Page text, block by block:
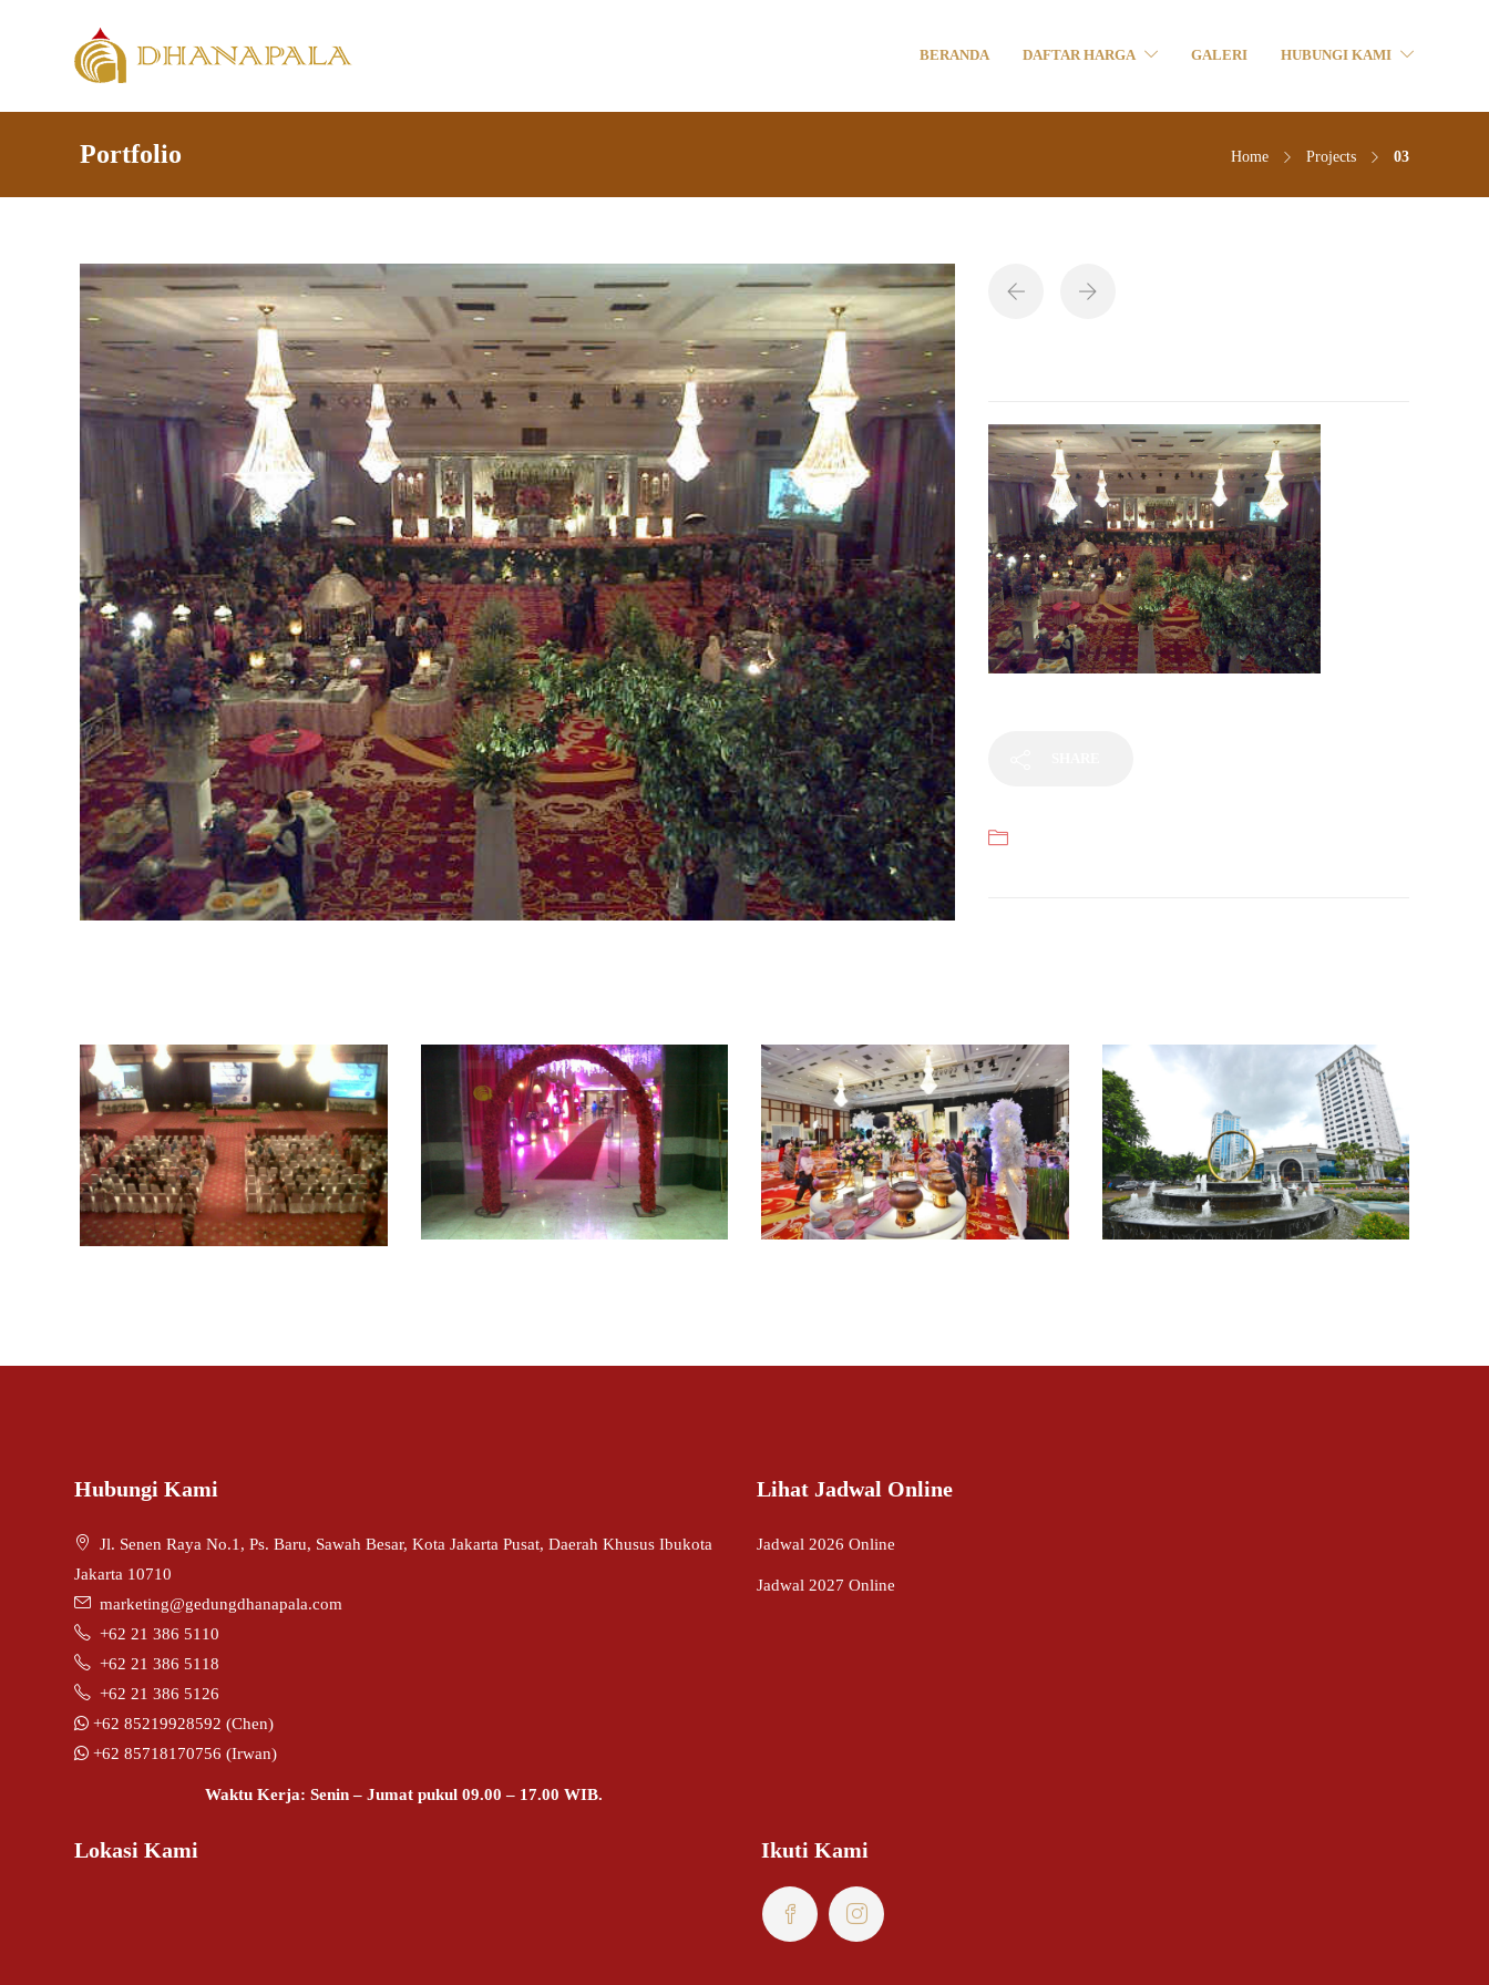
BERANDA DAFTAR HARGA GALERI HUBUNGI KAMI
Portfolio Home Projects 03
Hubungi Kami
Jl. Senen Raya No.1, Ps. Baru, Sawah Besar, Kota Jakarta Pusat, Daerah Khusus Ibukota
Jakarta 10710
marketing@gedungdhanapala.com
+62 21 386 5110
+62 21 386 5118
+62 21 386 5126
+62 85219928592 (Chen)
+62 85718170756 (Irwan)
Waktu Kerja: Senin – Jumat pukul 09.00 – 17.00 WIB.
Lihat Jadwal Online
Jadwal 2026 Online
Jadwal 2027 Online
Lokasi Kami Ikuti Kami